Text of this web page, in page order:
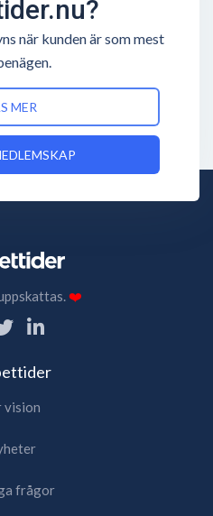
när kunden är som mest
MER
❤️
vision
frågor